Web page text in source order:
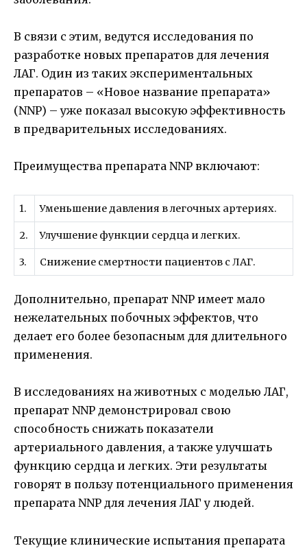
В связи с этим, ведутся исследования по
разработке новых препаратов для лечения
ЛАГ. Один из таких экспериментальных
препаратов – «Новое название препарата»
(NNP) – уже показал высокую эффективность
в предварительных исследованиях.
Преимущества препарата NNP включают:
1. Уменьшение давления в легочных артериях.
2. Улучшение функции сердца и легких.
3. Снижение смертности пациентов с ЛАГ.
Дополнительно, препарат NNP имеет мало
нежелательных побочных эффектов, что
делает его более безопасным для длительного
применения.
В исследованиях на животных с моделью ЛАГ,
препарат NNP демонстрировал свою
способность снижать показатели
артериального давления, а также улучшать
функцию сердца и легких. Эти результаты
говорят в пользу потенциального применения
препарата NNP для лечения ЛАГ у людей.
Текущие клинические испытания препарата